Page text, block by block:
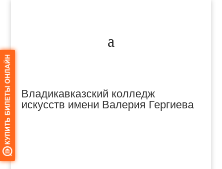
Владикавказский колледж
искусств имени Валерия Гергиева